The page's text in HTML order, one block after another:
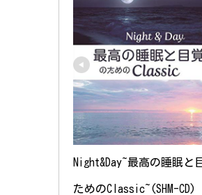
Night&Day~最高の睡眠と
ためのClassic~(SHM-CD)